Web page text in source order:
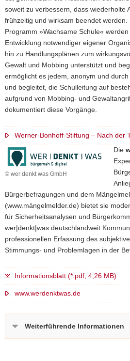
soweit zu verbessern, dass wiederholte
frühzeitig und wirksam beendet werden.
Programm »Wachsame Schule«
Entwicklung notwendiger eigener
hin zu Handlungsplänen zum
Gewalt und Mobbing unterstützt und
ermöglicht es jedem, anonym und
und begleitet, die Schulleitung auf
aufgrund von Mobbing- und
dokumentiert diese Vorgänge.
Werner-Bonhoff-Stiftung – Nach der
© wer denkt was GmbH
Die
Bürgerbefragungen und dem
(www.mängelmelder.de) bietet sie
für Sicherheitsanalysen und
wer|denkt|was deutschlandweit
professionellen Erfassung des
Stimmungs- und Problemlagen in der
Informationsblatt (*.pdf, 4,26 MB)
www.werdenktwas.de
Weiterführende Informationen